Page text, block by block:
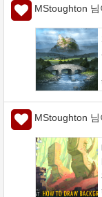
MStoughton
MStoughton